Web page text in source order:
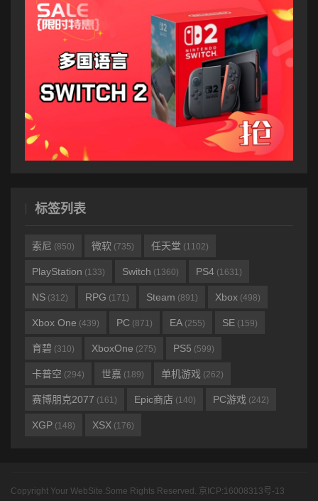
标签列表
索尼 (850) 微软 (735) 任天堂 (1102)
PlayStation (133) Switch (1360) PS4 (1631)
NS (312) RPG (171) Steam (891) Xbox (498)
Xbox One (439) PC (871) EA (255) SE (159)
育碧 (310) XboxOne (275) PS5 (599)
卡普空 (294) 世嘉 (189) 单机游戏 (262)
赛博朋克2077 (161) Epic商店 (140) PC游戏 (242)
XGP (148) XSX (176)
Copyright Your WebSite.Some Rights Reserved. 京ICP:16008313号-13